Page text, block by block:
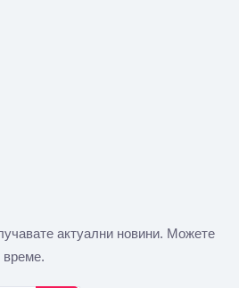
актуални новини. Можете
време.